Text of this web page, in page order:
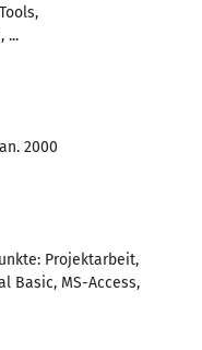
...
2000
Projektarbeit,
Basic, MS-Access,